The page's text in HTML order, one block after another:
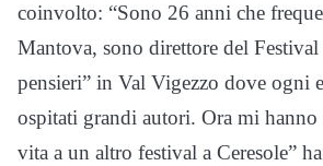
coinvolto: “Sono 26 anni che
Mantova, sono direttore del Festival
pensieri” in Val Vigezzo dove ogni
ospitati grandi autori. Ora mi hanno
vita a un altro festival a Ceresole”